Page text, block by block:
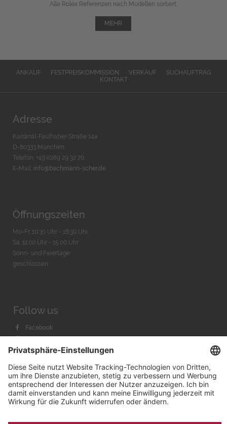
Alle Rolex Referenzen nach Modellen sortiert.
MEHR
ANKAUF FESTPREISKOMMISSION VERKAUF
SUCHAUFTRAG
KONTAKT
Adresse
Kardinal-Faulhaber-Straße 14a
D-80333 München
Telefon: +49 (0)89 29 32 70
E-Mail: info@bachmann-scher.de
Öffnungszeiten
Mo-Fr. 10:30 Uhr - 18:30 Uhr
Sa. 11:00 Uhr - 15.00 Uhr
Sonn- und Feiertage
geschlossen
Follow us
Facebook
Instagram
Youtube